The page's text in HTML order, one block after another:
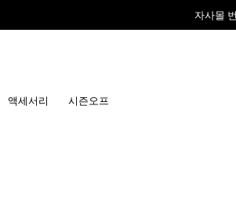
자사몰
액세서리 시즌오프